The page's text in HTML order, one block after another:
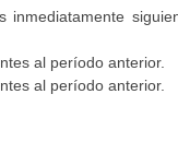
inmediatamente
al período anterior.
al período anterior.